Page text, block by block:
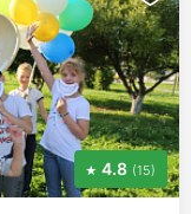
4.8 (15)